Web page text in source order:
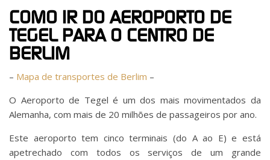
COMO IR DO AEROPORTO DE
TEGEL PARA O CENTRO DE
BERLIM
– Mapa de transportes de Berlim –
O Aeroporto de Tegel é um dos mais movimentados da
Alemanha, com mais de 20 milhões de passageiros por ano.
Este aeroporto tem cinco terminais (do A ao E) e está
apetrechado com todos os serviços de um grande